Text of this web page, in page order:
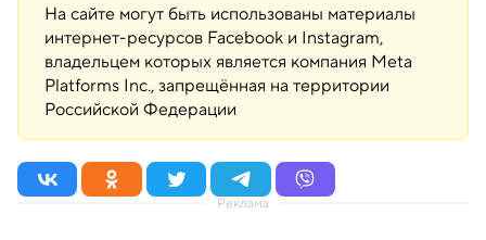
На сайте могут быть использованы материалы
интернет-ресурсов Facebook и Instagram,
владельцем которых является компания Meta
Platforms Inc., запрещённая на территории
Российской Федерации
Реклама